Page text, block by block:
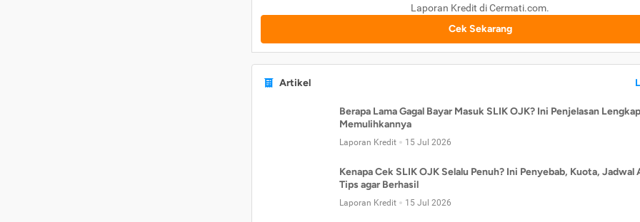
Laporan Kredit di Cermati.com.
Cek Sekarang
Artikel
Berapa Lama Gagal Bayar Masuk SLIK OJK? Ini Penjelasan
Memulihkannya
Laporan Kredit 15 Jul 2026
Kenapa Cek SLIK OJK Selalu Penuh? Ini Penyebab, Kuota, Jadwal
Tips agar Berhasil
Laporan Kredit 15 Jul 2026